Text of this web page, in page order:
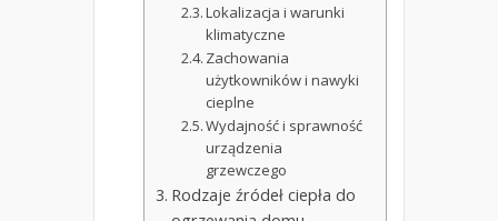
Lokalizacja i warunki
klimatyczne
Zachowania
użytkowników i nawyki
cieplne
Wydajność i sprawność
urządzenia
grzewczego
Rodzaje źródeł ciepła do